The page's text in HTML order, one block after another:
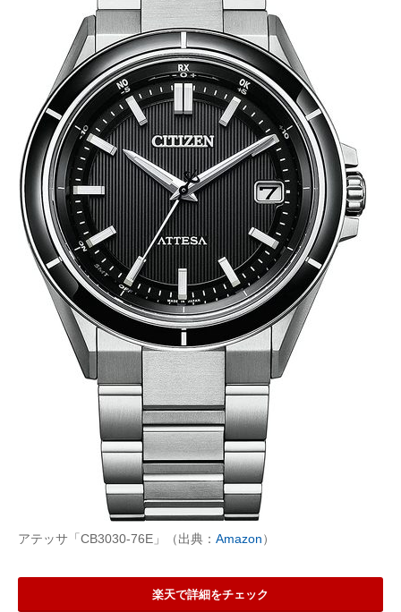
アテッサ「CB3030-76E」（出典： Amazon）
楽天で詳細をチェック